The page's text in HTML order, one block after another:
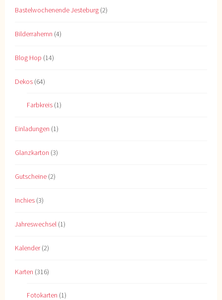
Bastelwochenende Jesteburg (2)
Bilderrahemn (4)
Blog Hop (14)
Dekos (64)
Farbkreis (1)
Einladungen (1)
Glanzkarton (3)
Gutscheine (2)
Inchies (3)
Jahreswechsel (1)
Kalender(2)
Karten (316)
Fotokarten (1)